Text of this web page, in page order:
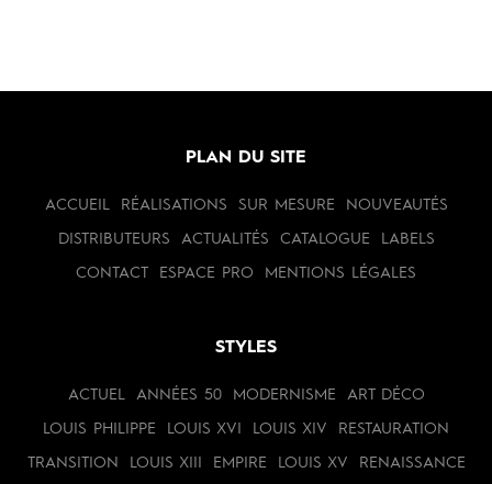
PLAN DU SITE
ACCUEIL RÉALISATIONS SUR MESURE NOUVEAUTÉS
DISTRIBUTEURS ACTUALITÉS CATALOGUE LABELS
CONTACT ESPACE PRO MENTIONS LÉGALES
STYLES
ACTUEL ANNÉES 50 MODERNISME ART DÉCO
LOUIS PHILIPPE LOUIS XVI LOUIS XIV RESTAURATION
TRANSITION LOUIS XIII EMPIRE LOUIS XV RENAISSANCE